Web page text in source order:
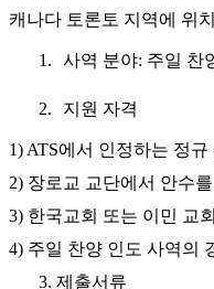
밍
키
합
출
장
안
마
캐나다 토론토 지역에 위
1. 사역 분야: 주일 찬
2. 지원 자격
1) ATS에서 인정하는 정규
2) 장로교 교단에서 안수
3) 한국교회 또는 이민 교
4) 주일 찬양 인도 사역의
3. 제출서류